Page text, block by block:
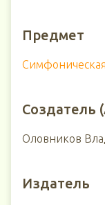
Предмет
Создатель
Оловников
Издатель